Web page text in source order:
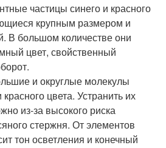
частицы синего и красного
крупным размером и
В большом количестве они
цвет, свойственный
и округлые молекулы
цвета. Устранить их
из-за высокого риска
стержня. От элементов
тон осветления и конечный